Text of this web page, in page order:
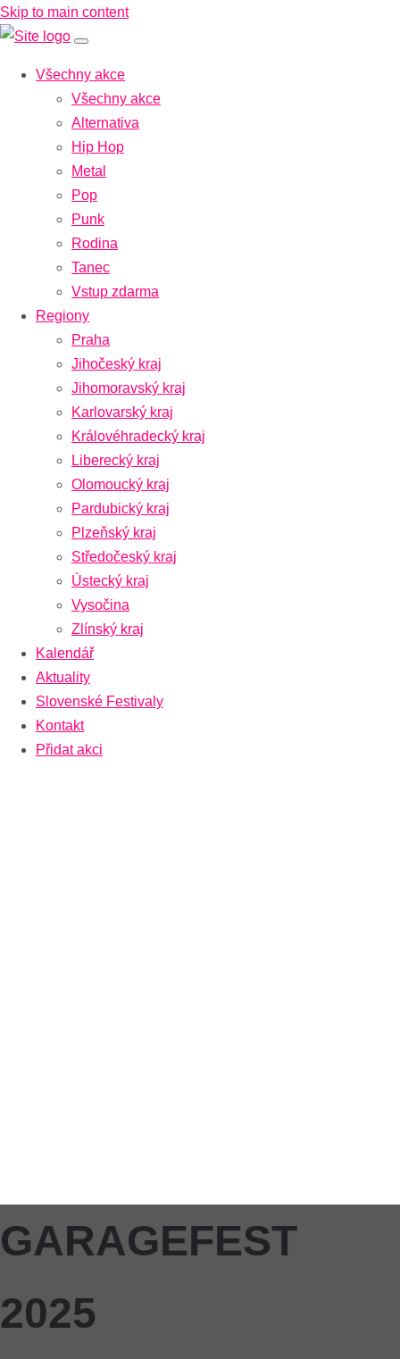
Skip to main content
Všechny akce
Všechny akce
Alternativa
Hip Hop
Metal
Pop
Punk
Rodina
Tanec
Vstup zdarma
Regiony
Praha
Jihočeský kraj
Jihomoravský kraj
Karlovarský kraj
Královéhradecký kraj
Liberecký kraj
Olomoucký kraj
Pardubický kraj
Plzeňský kraj
Středočeský kraj
Ústecký kraj
Vysočina
Zlínský kraj
Kalendář
Aktuality
Slovenské Festivaly
Kontakt
Přidat akci
GARAGEFEST
2025